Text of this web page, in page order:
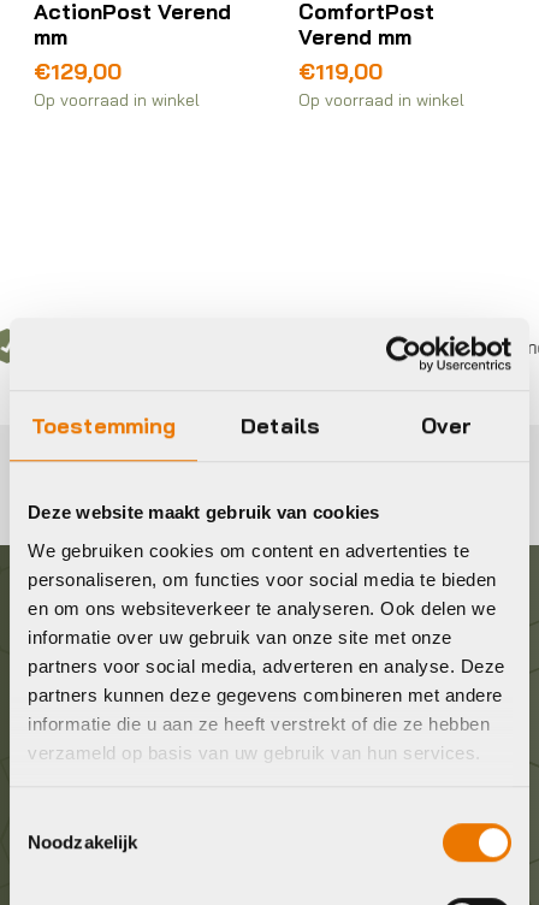
Toestemming Details Over
Deze website maakt gebruik van cookies
We gebruiken cookies om content en advertenties te
personaliseren, om functies voor social media te bieden
en om ons websiteverkeer te analyseren. Ook delen we
informatie over uw gebruik van onze site met onze
partners voor social media, adverteren en analyse. Deze
partners kunnen deze gegevens combineren met andere
informatie die u aan ze heeft verstrekt of die ze hebben
verzameld op basis van uw gebruik van hun services.
Noodzakelijk
ActionPost Verend
mm
€129,00
Op voorraad in winkel
ComfortPost
Verend mm
€119,00
Op voorraad in winkel
3 keer betalen, Eigen werkplaats met
Graag in contact komen?
Wij staan voor je klaar! Neem contact op via de
onderstaande gegevens.